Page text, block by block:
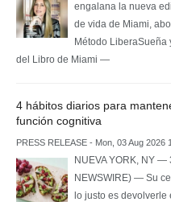
engalana la nueva
de vida de Miami,
Método LiberaSueña
del Libro de Miami —
4 hábitos diarios para
función cognitiva
PRESS RELEASE - Mon, 03 Aug 2026
NUEVA YORK, NY
NEWSWIRE) — Su
lo justo es